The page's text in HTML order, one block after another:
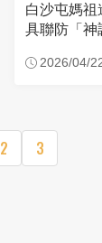
白沙屯媽祖
具聯防「神
2026/04/
2 3